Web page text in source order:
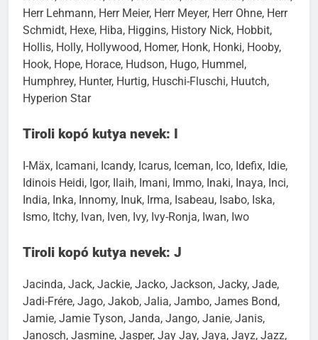
Herbie, Herkules, Hero, Herr Bert, Herr Findus, Herr Karl,
Herr Lehmann, Herr Meier, Herr Meyer, Herr Ohne, Herr
Schmidt, Hexe, Hiba, Higgins, History Nick, Hobbit,
Hollis, Holly, Hollywood, Homer, Honk, Honki, Hooby,
Hook, Hope, Horace, Hudson, Hugo, Hummel,
Humphrey, Hunter, Hurtig, Huschi-Fluschi, Huutch,
I-Mäx, Icamani, Icandy, Icarus, Iceman, Ico, Idefix, Idie,
Idinois Heidi, Igor, Ilaih, Imani, Immo, Inaki, Inaya, Inci,
India, Inka, Innomy, Inuk, Irma, Isabeau, Isabo, Iska,
Jacinda, Jack, Jackie, Jacko, Jackson, Jacky, Jade,
Jadi-Frére, Jago, Jakob, Jalia, Jambo, James Bond,
Jamie, Jamie Tyson, Janda, Jango, Janie, Janis,